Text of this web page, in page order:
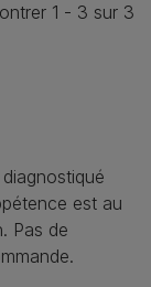
1 - 3 sur 3
est au
Pas de